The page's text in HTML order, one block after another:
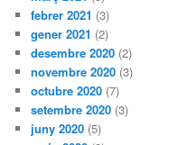
febrer 2021 (3)
gener 2021 (2)
desembre 2020 (2)
novembre 2020 (3)
octubre 2020 (7)
setembre 2020 (3)
juny 2020 (5)